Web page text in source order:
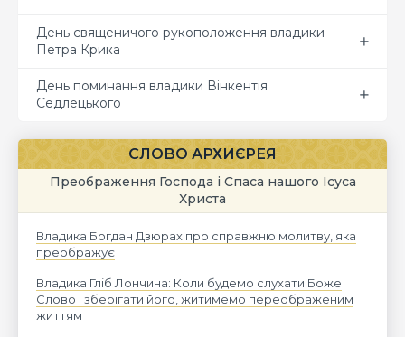
День священичого рукоположення владики
Петра Крика
День поминання владики Вінкентія
Седлецького
СЛОВО АРХИЄРЕЯ
Преображення Господа і Спаса нашого Ісуса
Христа
Владика Богдан Дзюрах про справжню молитву, яка
преображує
Владика Гліб Лончина: Коли будемо слухати Боже
Слово і зберігати його, житимемо переображеним
життям